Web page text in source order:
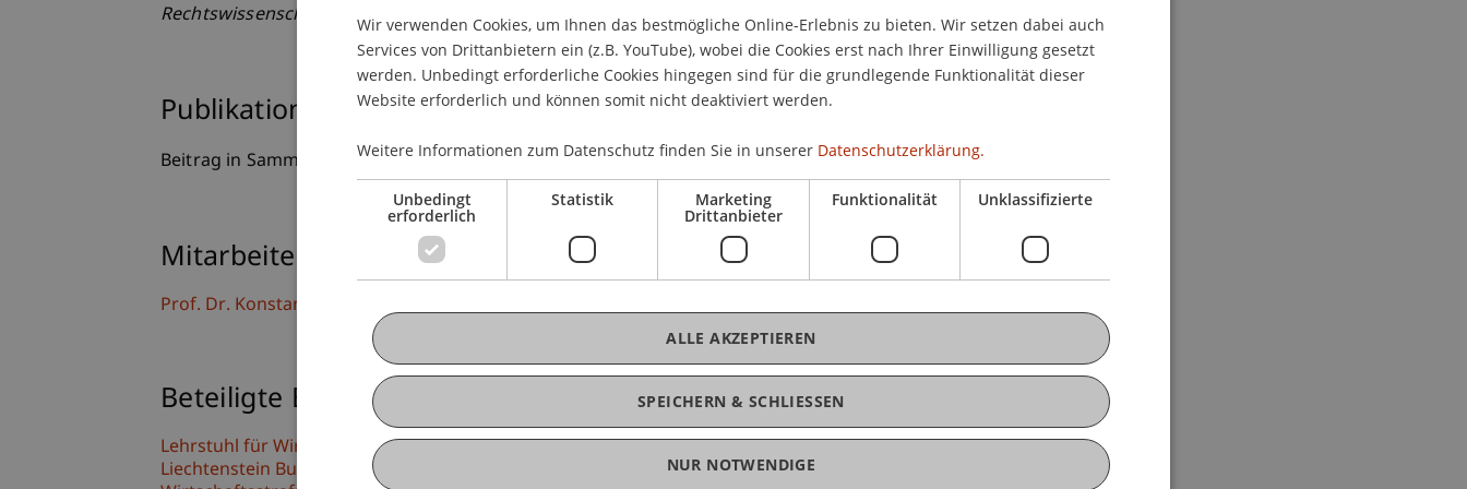
Rechtswissenschaft
: Mohr Siebeck.
Publikationsart
Beitrag in Sammelband
Mitarbeitende
Prof. Dr. Konstantina
Beteiligte Einrichtungen
Lehrstuhl für Wirtschaftsstrafrecht, Compliance und Digitalisierung
Liechtenstein Business Law School
GERMAN
ENGLISH
Wir verwenden Cookies, um Ihnen das bestmögliche Online-Erlebnis zu bieten. Wir setzen dabei auch
Services von Drittanbietern ein (z.B. YouTube), wobei die Cookies erst nach Ihrer Einwilligung gesetzt
werden. Unbedingt erforderliche Cookies hingegen sind für die grundlegende Funktionalität dieser
Website erforderlich und können somit nicht deaktiviert werden.
Weitere Informationen zum Datenschutz finden Sie in unserer Datenschutzerklärung.
Unbedingt
erforderlich
Statistik Marketing
Drittanbieter
Funktionalität Unklassifizierte
SPEICHERN & SCHLIESSEN
ALLE AKZEPTIEREN
NUR NOTWENDIGE